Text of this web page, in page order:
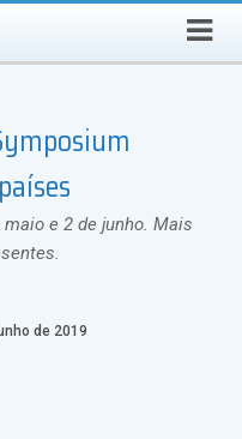
Select Language ▼
e 2 de junho. Mais
de 2019